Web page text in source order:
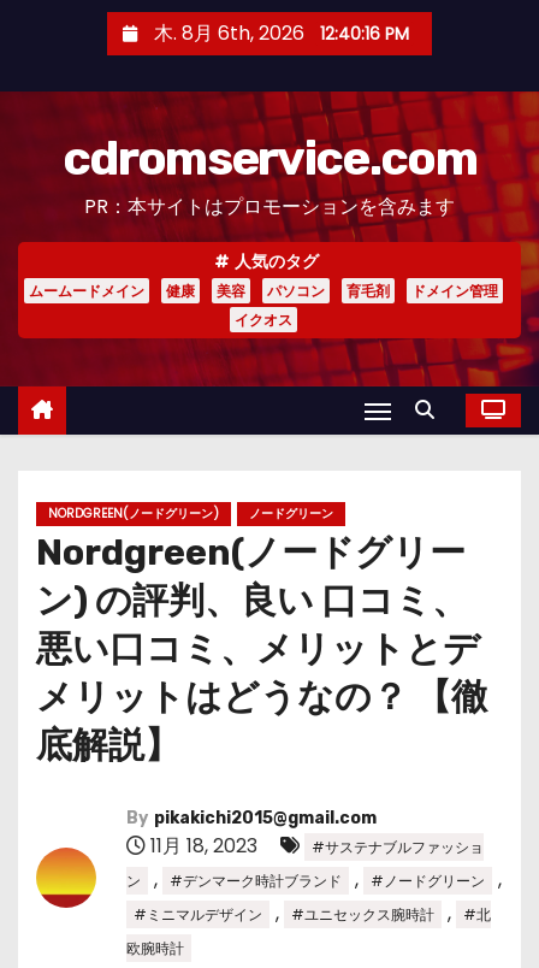
木. 8月 6th, 2026 12:40:17 PM
cdromservice.com
PR：本サイトはプロモーションを含みます
人気のタグ
ムームードメイン 健康 美容 パソコン 育毛剤
ドメイン管理
イクオス
NORDGREEN(ノードグリーン) ノードグリーン
Nordgreen(ノードグリー
ン) の評判、良い 口コミ、
悪い口コミ、メリットとデ
メリットはどうなの？ 【徹
底解説】
By pikakichi2015@gmail.com
11月 18, 2023
#サステナブルファッショ
ン
, #デンマーク時計ブランド , #ノードグリーン ,
#ミニマルデザイン , #ユニセックス腕時計 ,
#北
欧腕時計